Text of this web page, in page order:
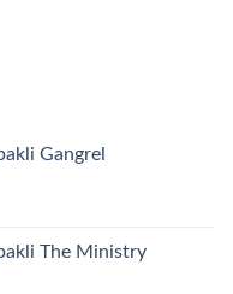
Gangrel
The Ministry